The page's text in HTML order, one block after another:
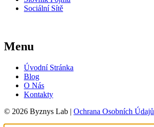
Sociální Sítě
Menu
Úvodní Stránka
Blog
O Nás
Kontakty
© 2026 Byznys Lab | Ochrana Osobních Údajů